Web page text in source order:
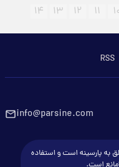
۱۱ ۱۲ ۱۳ ۱۴
RSS
info@parsine.com
به پارسینه است و استفاده